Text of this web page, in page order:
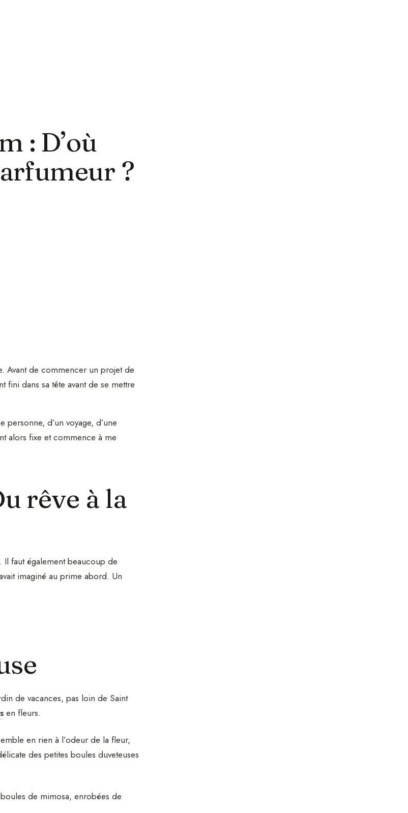
: D’où
?
Avant de commencer un projet de
dans sa tête avant de se mettre
d’un voyage, d’une
alors fixe et commence à me
rêve à la
Il faut également beaucoup de
imaginé au prime abord. Un
de vacances, pas loin de Saint
en fleurs.
en rien à l’odeur de la fleur,
des petites boules duveteuses
de mimosa, enrobées de
Obtenir mon code de 10%